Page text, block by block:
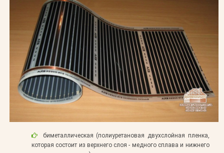
биметаллическая (полиуретановая двухслойная пленка,
которая состоит из верхнего слоя - медного сплава и нижнего